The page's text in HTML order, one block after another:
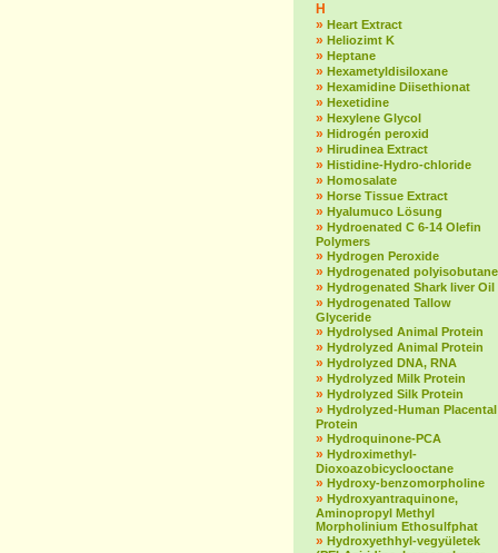
H
» Heart Extract
» Heliozimt K
» Heptane
» Hexametyldisiloxane
» Hexamidine Diisethionat
» Hexetidine
» Hexylene Glycol
» Hidrogén peroxid
» Hirudinea Extract
» Histidine-Hydro-chloride
» Homosalate
» Horse Tissue Extract
» Hyalumuco Lösung
» Hydroenated C 6-14 Olefin
Polymers
» Hydrogen Peroxide
» Hydrogenated polyisobutane
» Hydrogenated Shark liver Oil
» Hydrogenated Tallow
Glyceride
» Hydrolysed Animal Protein
» Hydrolyzed Animal Protein
» Hydrolyzed DNA, RNA
» Hydrolyzed Milk Protein
» Hydrolyzed Silk Protein
» Hydrolyzed-Human Placental
Protein
» Hydroquinone-PCA
» Hydroximethyl-
Dioxoazobicyclooctane
» Hydroxy-benzomorpholine
» Hydroxyantraquinone,
Aminopropyl Methyl
Morpholinium Ethosulfphat
» Hydroxyethhyl-vegyületek